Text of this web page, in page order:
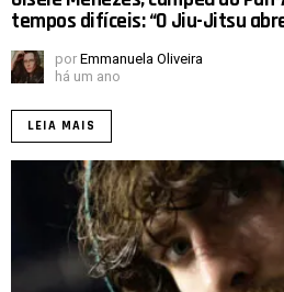
tempos difíceis: “O Jiu-Jitsu
por Emmanuela Oliveira
há um ano
LEIA MAIS